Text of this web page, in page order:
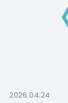
2026.04.24